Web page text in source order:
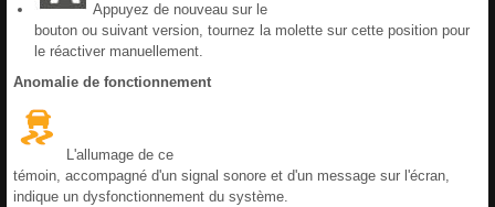
Appuyez de nouveau sur le
bouton ou suivant version, tournez la molette sur cette position pour
le réactiver manuellement.
Anomalie de fonctionnement
L'allumage de ce
témoin, accompagné d'un signal sonore et d'un message sur l'écran,
indique un dysfonctionnement du système.